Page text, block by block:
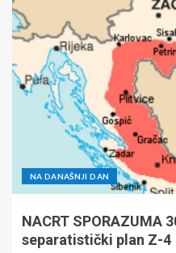
NA DANAŠNJI DAN
NACRT SPORAZUMA
separatistički plan Z-4